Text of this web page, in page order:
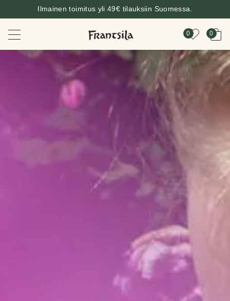
Ilmainen toimitus yli 49€ tilauksiin Suomessa.
0 0